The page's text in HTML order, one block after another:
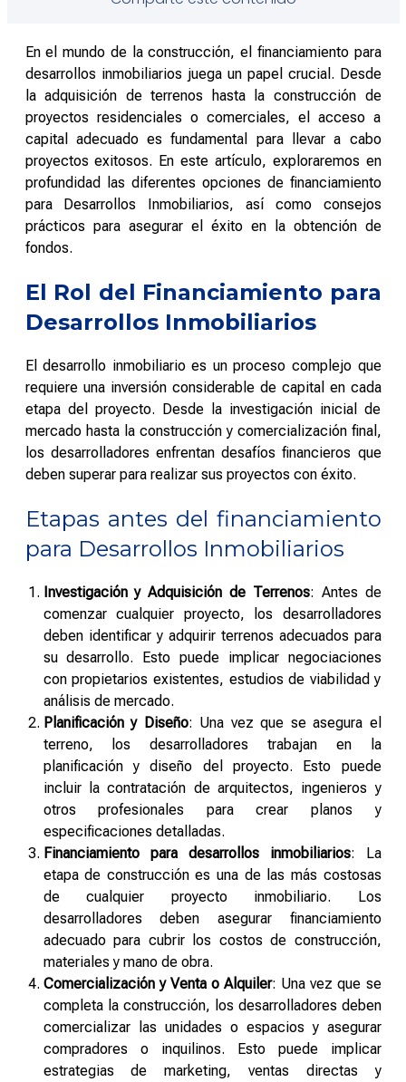
En el mundo de la construcción, el financiamiento para
desarrollos inmobiliarios juega un papel crucial. Desde
la adquisición de terrenos hasta la construcción de
proyectos residenciales o comerciales, el acceso a
capital adecuado es fundamental para llevar a cabo
proyectos exitosos. En este artículo, exploraremos en
profundidad las diferentes opciones de financiamiento
para Desarrollos Inmobiliarios, así como consejos
prácticos para asegurar el éxito en la obtención de
fondos.
El Rol del Financiamiento para
Desarrollos Inmobiliarios
El desarrollo inmobiliario es un proceso complejo que
requiere una inversión considerable de capital en cada
etapa del proyecto. Desde la investigación inicial de
mercado hasta la construcción y comercialización final,
los desarrolladores enfrentan desafíos financieros que
deben superar para realizar sus proyectos con éxito.
Etapas antes del financiamiento
para Desarrollos Inmobiliarios
Investigación y Adquisición de Terrenos: Antes de
comenzar cualquier proyecto, los desarrolladores
deben identificar y adquirir terrenos adecuados para
su desarrollo. Esto puede implicar negociaciones
con propietarios existentes, estudios de viabilidad y
análisis de mercado.
Planificación y Diseño: Una vez que se asegura el
terreno, los desarrolladores trabajan en la
planificación y diseño del proyecto. Esto puede
incluir la contratación de arquitectos, ingenieros y
otros profesionales para crear planos y
especificaciones detalladas.
Financiamiento para desarrollos inmobiliarios: La
etapa de construcción es una de las más costosas
de cualquier proyecto inmobiliario. Los
desarrolladores deben asegurar financiamiento
adecuado para cubrir los costos de construcción,
materiales y mano de obra.
Comercialización y Venta o Alquiler: Una vez que se
completa la construcción, los desarrolladores deben
comercializar las unidades o espacios y asegurar
compradores o inquilinos. Esto puede implicar
estrategias de marketing, ventas directas y